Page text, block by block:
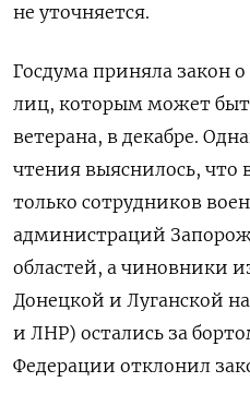
не уточняется.
Госдума приняла закон
лиц, которым может
ветерана, в декабре.
чтения выяснилось, что
только сотрудников
администраций
областей, а чиновники
Донецкой и Луганской
и ЛНР) остались за
Федерации отклонил